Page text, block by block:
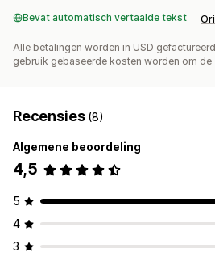
Bevat automatisch vertaalde tekst
Alle betalingen worden in USD
gebruik gebaseerde kosten worden om
Recensies (8)
Algemene beoordeling
4,5
5
4
3